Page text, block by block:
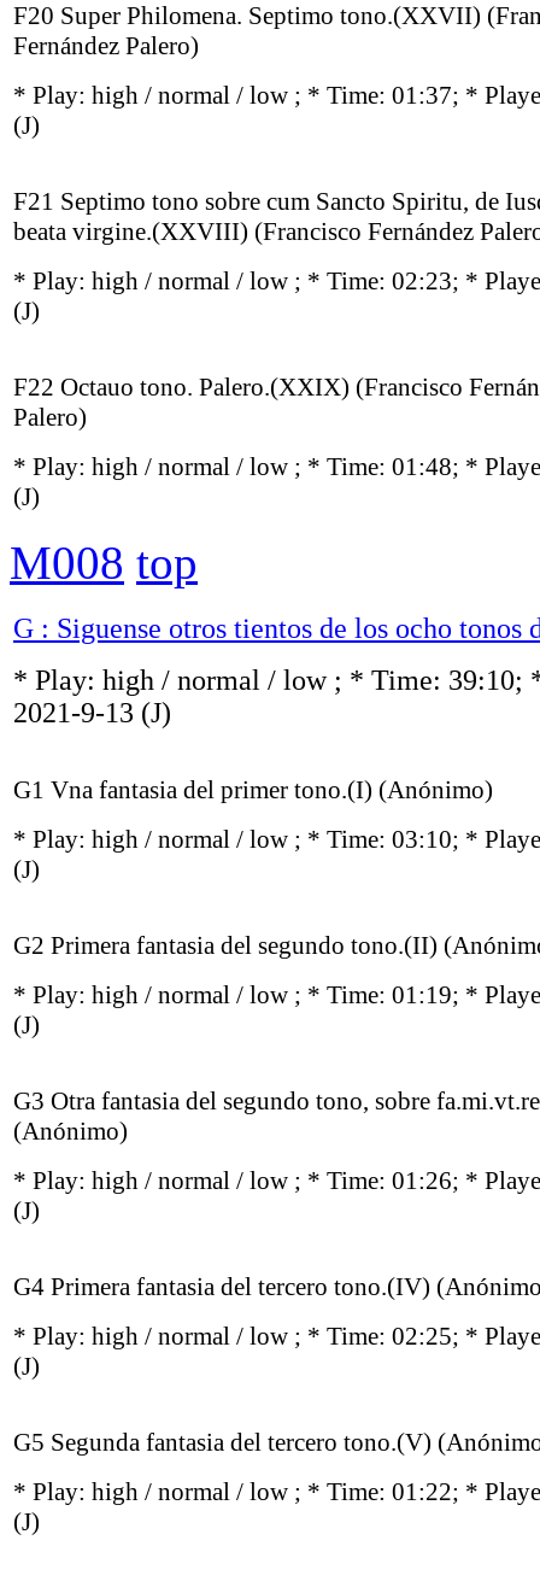
F20 Super Philomena. Septimo tono.(XXVII)
Fernández Palero)
* Play: high / normal / low ; * Time: 01:37; *
(J)
F21 Septimo tono sobre cum Sancto Spiritu, de
beata virgine.(XXVIII) (Francisco Fernández
* Play: high / normal / low ; * Time: 02:23; *
(J)
F22 Octauo tono. Palero.(XXIX) (Francisco
Palero)
* Play: high / normal / low ; * Time: 01:48; *
(J)
M008 top
G : Siguense otros tientos de los ocho tonos
* Play: high / normal / low ; * Time: 39:10;
2021-9-13 (J)
G1 Vna fantasia del primer tono.(I) (Anónimo)
* Play: high / normal / low ; * Time: 03:10; *
(J)
G2 Primera fantasia del segundo tono.(II)
* Play: high / normal / low ; * Time: 01:19; *
(J)
G3 Otra fantasia del segundo tono, sobre
(Anónimo)
* Play: high / normal / low ; * Time: 01:26; *
(J)
G4 Primera fantasia del tercero tono.(IV)
* Play: high / normal / low ; * Time: 02:25; *
(J)
G5 Segunda fantasia del tercero tono.(V)
* Play: high / normal / low ; * Time: 01:22; *
(J)